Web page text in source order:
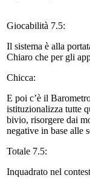
Giocabilità 7.5:
Il sistema è alla
Chiaro che per gli
Chicca:
E poi c’è il
istituzionalizza tutte
bivio, risorgere dai
negative in base alle
Totale 7.5:
Inquadrato nel